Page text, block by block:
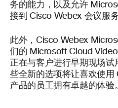
务的能力，以及允许
接到 Cisco Webex 会议服
此外，Cisco Webex
们的 Microsoft Cloud
正在与客户进行早期现场
些全新的选项将让喜欢使
产品的员工拥有卓越的体验